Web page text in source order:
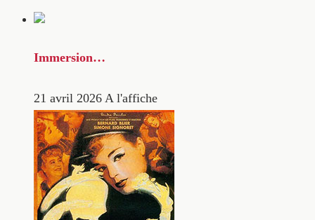
Immersion…
21 avril 2026 A l'affiche